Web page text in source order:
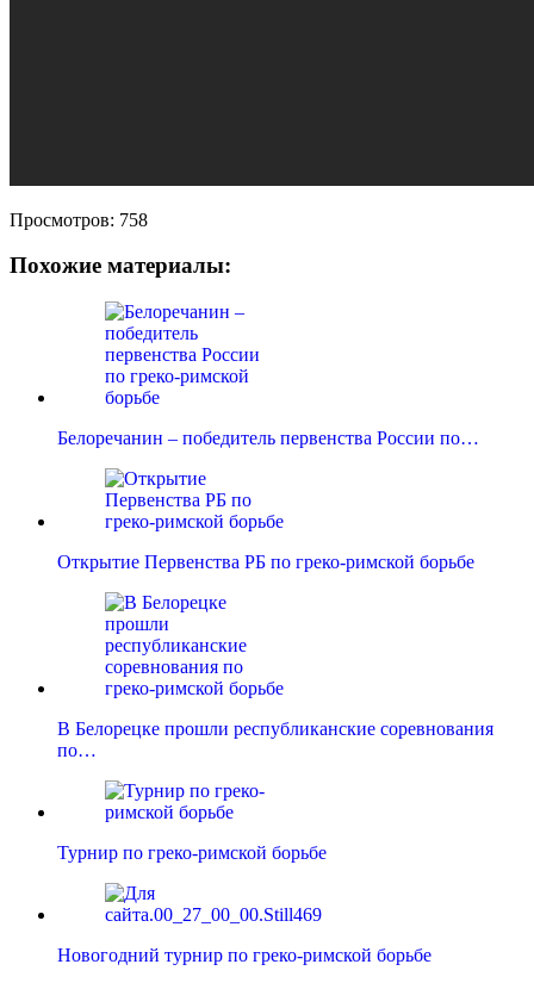
Просмотров: 758
Похожие материалы:
Белоречанин – победитель первенства России по…
Открытие Первенства РБ по греко-римской борьбе
В Белорецке прошли республиканские соревнования
по…
Турнир по греко-римской борьбе
Новогодний турнир по греко-римской борьбе